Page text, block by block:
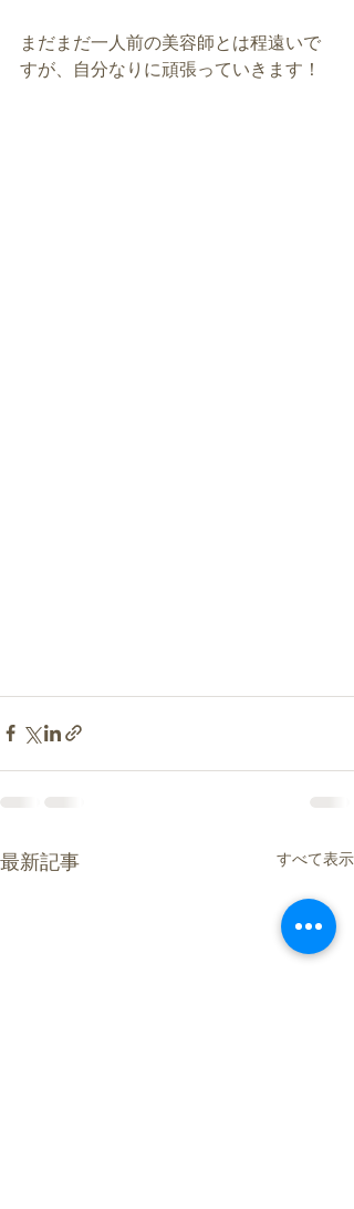
まだまだ一人前の美容師とは程遠いで
すが、自分なりに頑張っていきます！
最新記事 すべて表示